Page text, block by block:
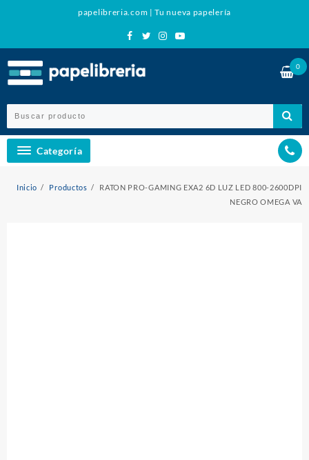
papelibreria.com | Tu nueva papelería
0
Categoría
Inicio Productos
RATON PRO-GAMING EXA2 6D LUZ LED 800-2600DPI
NEGRO OMEGA VA